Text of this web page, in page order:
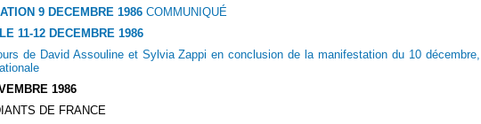
9 DECEMBRE 1986 COMMUNIQUÉ
11-12 DECEMBRE 1986
de David Assouline et Sylvia Zappi en conclusion de la manifestation du 10 décembre,
1986
DE FRANCE